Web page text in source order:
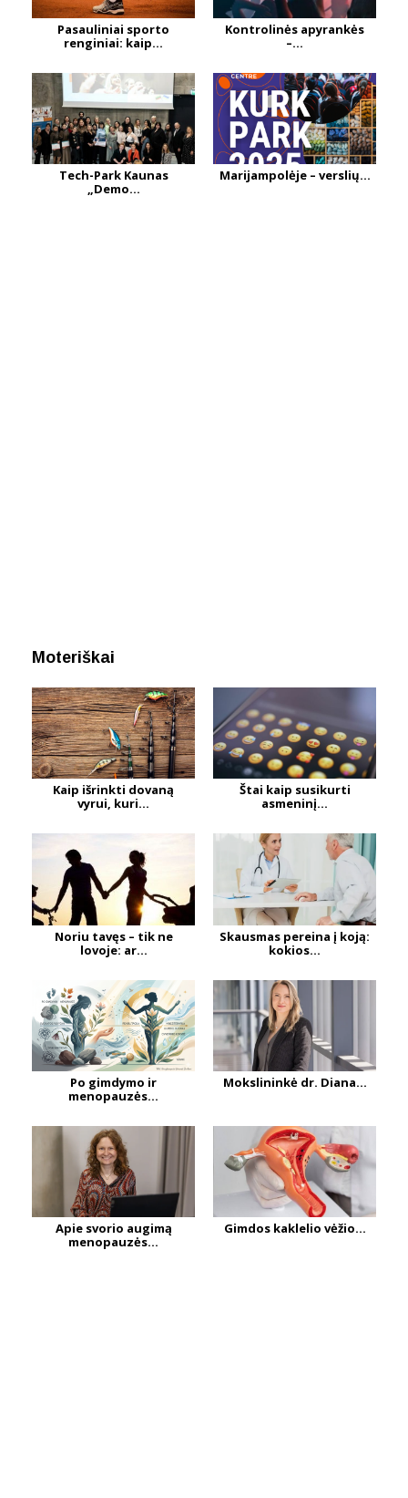
Pasauliniai sporto
renginiai: kaip...
Kontrolinės apyrankės
–...
Tech-Park Kaunas
„Demo...
Marijampolėje – verslių...
Moteriškai
Kaip išrinkti dovaną
vyrui, kuri...
Štai kaip susikurti
asmeninį...
Noriu tavęs – tik ne
lovoje: ar...
Skausmas pereina į koją:
kokios...
Po gimdymo ir
menopauzės...
Mokslininkė dr. Diana...
Apie svorio augimą
menopauzės...
Gimdos kaklelio vėžio...